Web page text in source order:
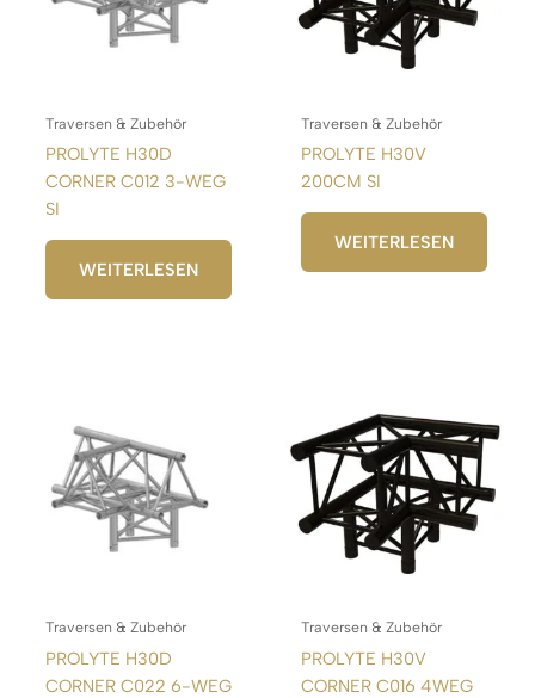
Traversen & Zubehör
PROLYTE H30D
CORNER C012 3-WEG
SI
WEITERLESEN
Traversen & Zubehör
PROLYTE H30V
200CM SI
WEITERLESEN
Traversen & Zubehör
PROLYTE H30D
CORNER C022 6-WEG
Traversen & Zubehör
PROLYTE H30V
CORNER C016 4WEG